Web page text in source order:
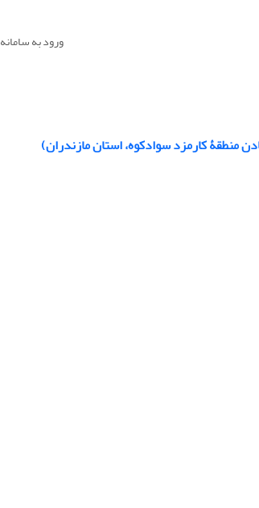
ورود به سامانه
منطقۀ کارمزد سوادکوه، استان مازندران)